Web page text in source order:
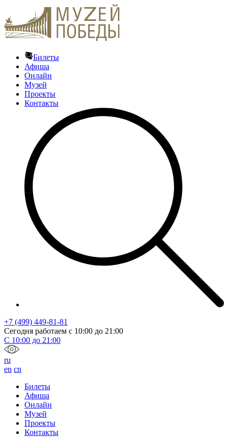
Билеты
Афиша
Онлайн
Музей
Проекты
Контакты
+7 (499) 449-81-81
Сегодня работаем с 10:00 до 21:00
С 10:00 до 21:00
ru
en cn
Билеты
Афиша
Онлайн
Музей
Проекты
Контакты